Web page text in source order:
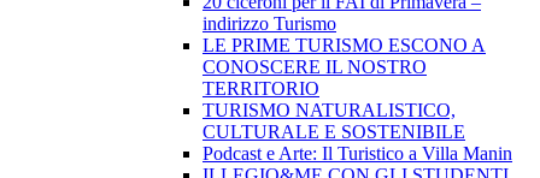
indirizzo Turismo
LE PRIME TURISMO ESCONO A
CONOSCERE IL NOSTRO
TERRITORIO
TURISMO NATURALISTICO,
CULTURALE E SOSTENIBILE
Podcast e Arte: Il Turistico a Villa Manin